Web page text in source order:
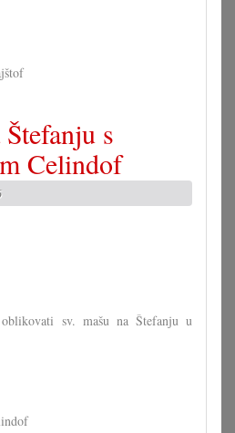
s
Celindof
sv. mašu na Štefanju u